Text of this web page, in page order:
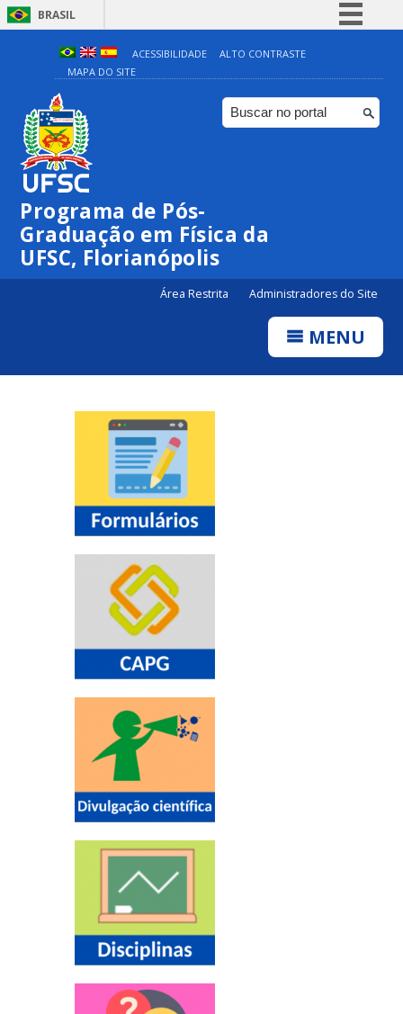
BRASIL
Simplifique!
Comunica BR
Participe
ACESSIBILIDADE
ALTO CONTRASTE
MAPA DO SITE
Programa de Pós-
Graduação em Física da
UFSC, Florianópolis
Área Restrita Administradores do Site
MENU